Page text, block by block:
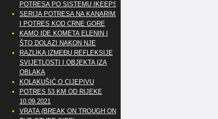
POTRESA PO SISTEMU IKEEPS
SERIJA POTRESA NA KANARIMA
I POTRES KOD CRNE GORE
KAMO IDE KOMETA ELENIN I
ŠTO DOLAZI NAKON NJE
RAZLIKA IZMEĐU REFLEKSIJE
SVIJETLOSTI I OBJEKTA IZA
OBLAKA
KOLAKUŠIĆ O CIJEPIVU
POTRES 53 KM OD RIJEKE
10.09.2021
VRATA (BREAK ON TROUGH ON